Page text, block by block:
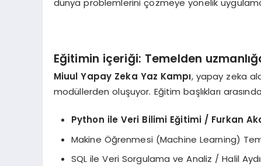
dünya problemlerini çözmeye yönelik
Eğitimin içeriği: Temelden
Miuul Yapay Zeka Yaz Kampı, yapay zeka
modüllerden oluşuyor. Eğitim başlıkları
Python ile Veri Bilimi Eğitimi / Furkan
Makine Öğrenmesi (Machine Learning)
SQL ile Veri Sorgulama ve Analiz / Halil